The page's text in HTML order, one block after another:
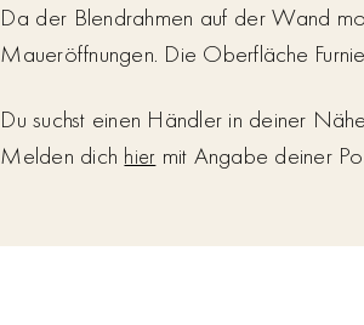
Da der Blendrahmen auf der Wand
Maueröffnungen. Die Oberfläche
Du suchst einen Händler in deiner
Melden dich hier mit Angabe deiner